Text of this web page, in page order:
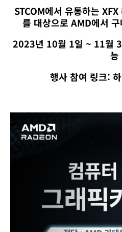
즈
STCOM에서 유통하는
를 대상으로 AMD에서
2023년 10월 1일 ~ 11월
능
행사 참여 링크: